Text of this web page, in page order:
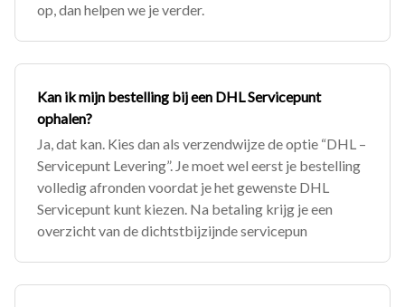
op, dan helpen we je verder.
Kan ik mijn bestelling bij een DHL Servicepunt
ophalen?
Ja, dat kan. Kies dan als verzendwijze de optie “DHL –
Servicepunt Levering”. Je moet wel eerst je bestelling
volledig afronden voordat je het gewenste DHL
Servicepunt kunt kiezen. Na betaling krijg je een
overzicht van de dichtstbijzijnde servicepun